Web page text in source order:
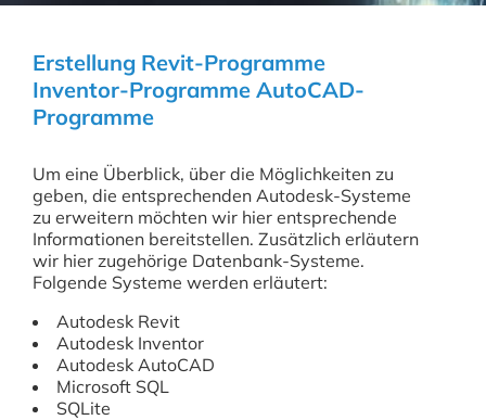
Erstellung Revit-Programme
Inventor-Programme AutoCAD-
Programme
Um eine Überblick, über die Möglichkeiten zu
geben, die entsprechenden Autodesk-Systeme
zu erweitern möchten wir hier entsprechende
Informationen bereitstellen. Zusätzlich erläutern
wir hier zugehörige Datenbank-Systeme.
Folgende Systeme werden erläutert:
Autodesk Revit
Autodesk Inventor
Autodesk AutoCAD
Microsoft SQL
SQLite